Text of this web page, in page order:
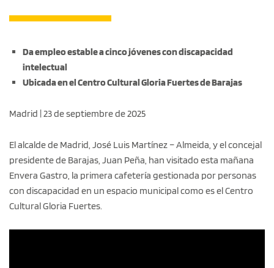
Da empleo estable a cinco jóvenes con discapacidad
intelectual
Ubicada en el Centro Cultural Gloria Fuertes de Barajas
Madrid | 23 de septiembre de 2025
El alcalde de Madrid, José Luis Martínez – Almeida, y el concejal
presidente de Barajas, Juan Peña, han visitado esta mañana
Envera Gastro, la primera cafetería gestionada por personas
con discapacidad en un espacio municipal como es el Centro
Cultural Gloria Fuertes.